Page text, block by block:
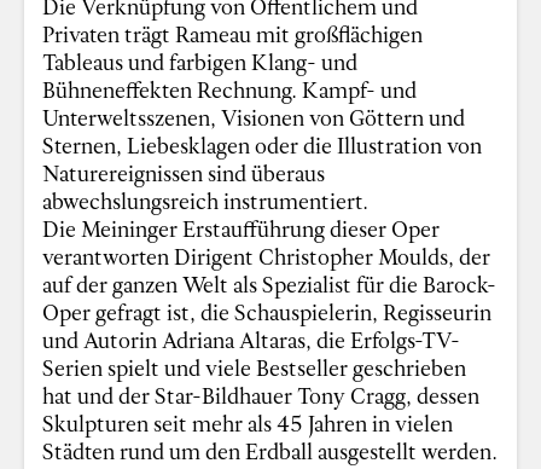
Privaten trägt Rameau mit großflächigen
Tableaus und farbigen Klang- und
Bühneneffekten Rechnung. Kampf- und
Unterweltsszenen, Visionen von Göttern und
Sternen, Liebesklagen oder die Illustration von
Naturereignissen sind überaus
abwechslungsreich instrumentiert.
Die Meininger Erstaufführung dieser Oper
verantworten Dirigent Christopher Moulds, der
auf der ganzen Welt als Spezialist für die Barock-
Oper gefragt ist, die Schauspielerin, Regisseurin
und Autorin Adriana Altaras, die Erfolgs-TV-
Serien spielt und viele Bestseller geschrieben
hat und der Star-Bildhauer Tony Cragg, dessen
Skulpturen seit mehr als 45 Jahren in vielen
Städten rund um den Erdball ausgestellt werden.